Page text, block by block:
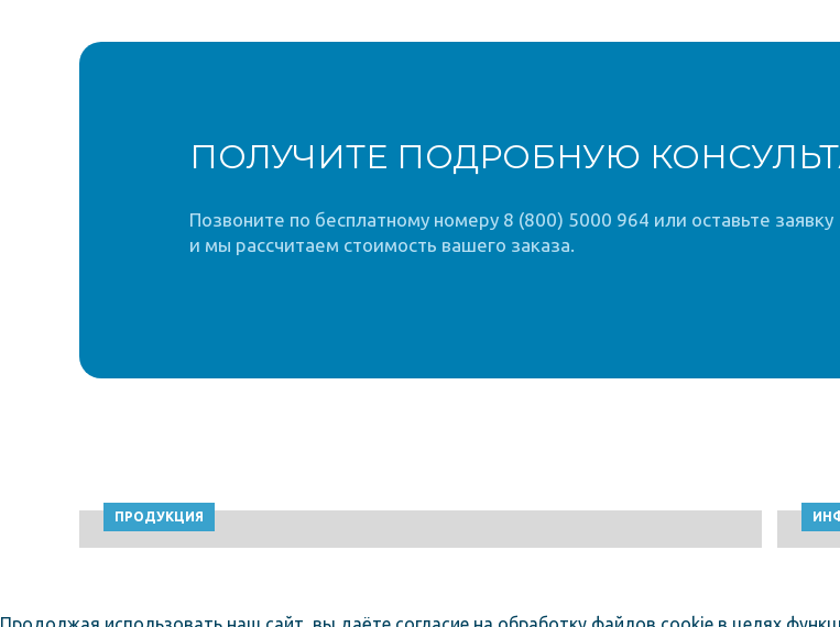
ПОЛУЧИТЕ ПОДРОБНУЮ
Позвоните по бесплатному номеру 8 (800) 5000 964 или оставьте заявку
и мы рассчитаем стоимость вашего заказа.
ПРОДУКЦИЯ